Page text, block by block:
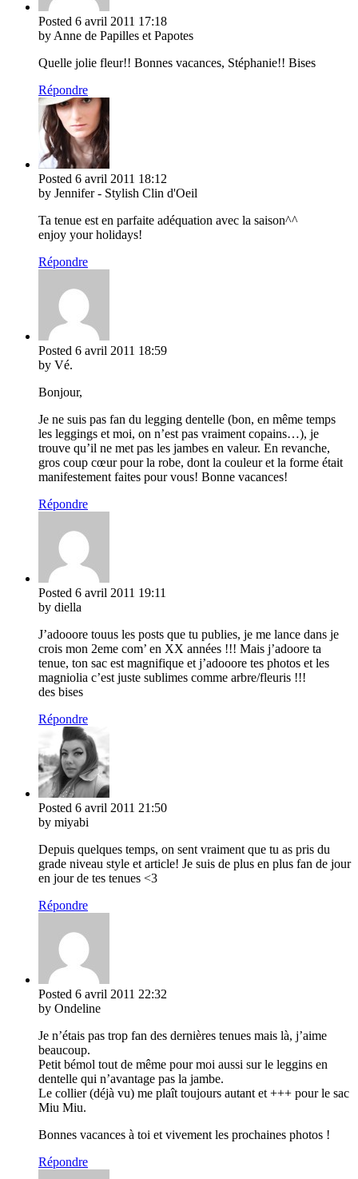
Posted 6 avril 2011 17:18
by Anne de Papilles et Papotes
Quelle jolie fleur!! Bonnes vacances, Stéphanie!! Bises
Répondre
Posted 6 avril 2011 18:12
by Jennifer - Stylish Clin d'Oeil
Ta tenue est en parfaite adéquation avec la saison^^
enjoy your holidays!
Répondre
Posted 6 avril 2011 18:59
by Vé.
Bonjour,
Je ne suis pas fan du legging dentelle (bon, en même temps
les leggings et moi, on n’est pas vraiment copains…), je
trouve qu’il ne met pas les jambes en valeur. En revanche,
gros coup cœur pour la robe, dont la couleur et la forme était
manifestement faites pour vous! Bonne vacances!
Répondre
Posted 6 avril 2011 19:11
by diella
J’adooore touus les posts que tu publies, je me lance dans je
crois mon 2eme com’ en XX années !!! Mais j’adoore ta
tenue, ton sac est magnifique et j’adooore tes photos et les
magniolia c’est juste sublimes comme arbre/fleuris !!!
des bises
Répondre
Posted 6 avril 2011 21:50
by miyabi
Depuis quelques temps, on sent vraiment que tu as pris du
grade niveau style et article! Je suis de plus en plus fan de jour
en jour de tes tenues <3
Répondre
Posted 6 avril 2011 22:32
by Ondeline
Je n’étais pas trop fan des dernières tenues mais là, j’aime
beaucoup.
Petit bémol tout de même pour moi aussi sur le leggins en
dentelle qui n’avantage pas la jambe.
Le collier (déjà vu) me plaît toujours autant et +++ pour le sac
Miu Miu.
Bonnes vacances à toi et vivement les prochaines photos !
Répondre